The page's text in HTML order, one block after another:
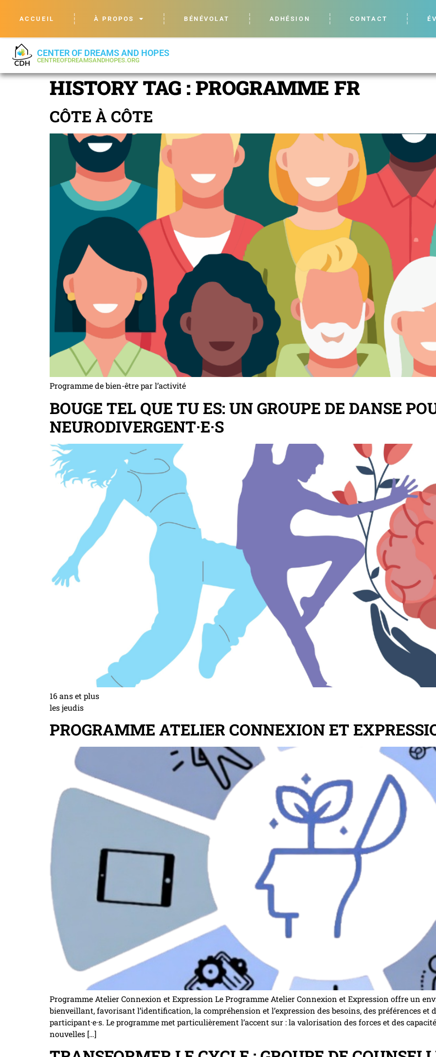
ACCUEIL À PROPOS BÉNÉVOLAT ADHÉSION CONTACT
CENTER OF DREAMS AND HOPES
CENTREOFDREAMSANDHOPES.ORG
HISTORY TAG : PROGRAMME FR
CÔTE À CÔTE
Programme de bien-être par l’activité
BOUGE TEL QUE TU ES: UN GROUPE DE DANSE
NEURODIVERGENT·E·S
16 ans et plus
les jeudis
PROGRAMME ATELIER CONNEXION ET
Programme Atelier Connexion et Expression Le Programme Atelier Connexion et Expression offre un
bienveillant, favorisant l’identification, la compréhension et l’expression des besoins, des préférences et
participant·e·s. Le programme met particulièrement l’accent sur : la valorisation des forces et des
nouvelles […]